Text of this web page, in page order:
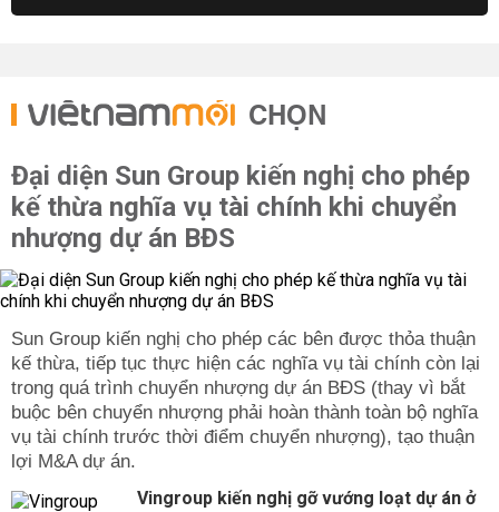
CHỌN
Đại diện Sun Group kiến nghị cho phép
kế thừa nghĩa vụ tài chính khi chuyển
nhượng dự án BĐS
Sun Group kiến nghị cho phép các bên được thỏa thuận
kế thừa, tiếp tục thực hiện các nghĩa vụ tài chính còn lại
trong quá trình chuyển nhượng dự án BĐS (thay vì bắt
buộc bên chuyển nhượng phải hoàn thành toàn bộ nghĩa
vụ tài chính trước thời điểm chuyển nhượng), tạo thuận
lợi M&A dự án.
Vingroup kiến nghị gỡ vướng loạt dự án ở